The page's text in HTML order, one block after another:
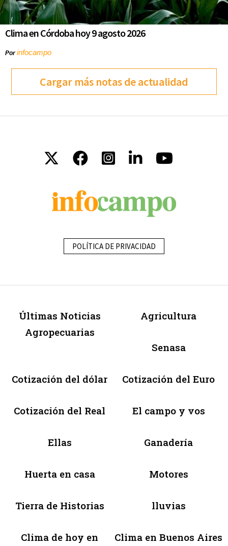
Clima en Córdoba hoy 9 agosto 2026
Porinfocampo
Cargar más notas de actualidad
POLÍTICA DE PRIVACIDAD
Últimas Noticias
Agropecuarias
Agricultura
Senasa
Cotización del dólar Cotización del Euro
Cotización del Real El campo y vos
Ellas Ganadería
Huerta en casa Motores
Tierra de Historias lluvias
Clima de hoy en
Clima en Buenos Aires